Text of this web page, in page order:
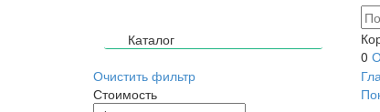
Каталог
0
Очистить фильтр
Стоимость